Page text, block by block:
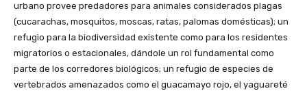
urbano provee predadores para animales considerados plagas
(cucarachas, mosquitos, moscas, ratas, palomas domésticas); un
refugio para la biodiversidad existente como para los residentes
migratorios o estacionales, dándole un rol fundamental como
parte de los corredores biológicos; un refugio de especies de
vertebrados amenazados como el guacamayo rojo, el yaguareté